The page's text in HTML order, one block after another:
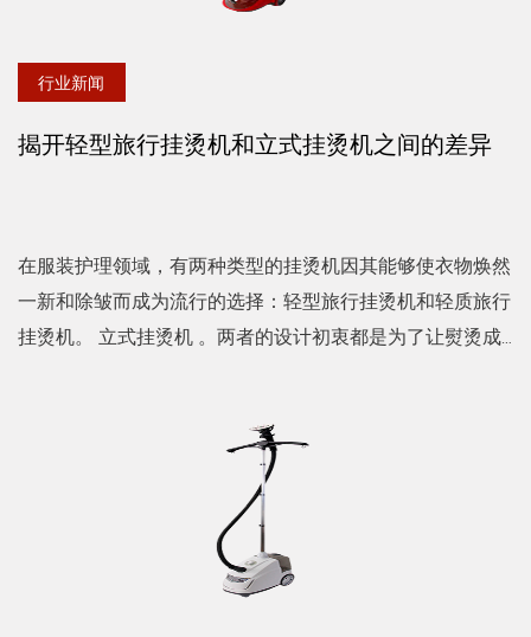
行业新闻
揭开轻型旅行挂烫机和立式挂烫机之间的差异
在服装护理领域，有两种类型的挂烫机因其能够使衣物焕然
一新和除皱而成为流行的选择：轻型旅行挂烫机和轻质旅行
挂烫机。 立式挂烫机 。两者的设计初衷都是为了让熨烫成